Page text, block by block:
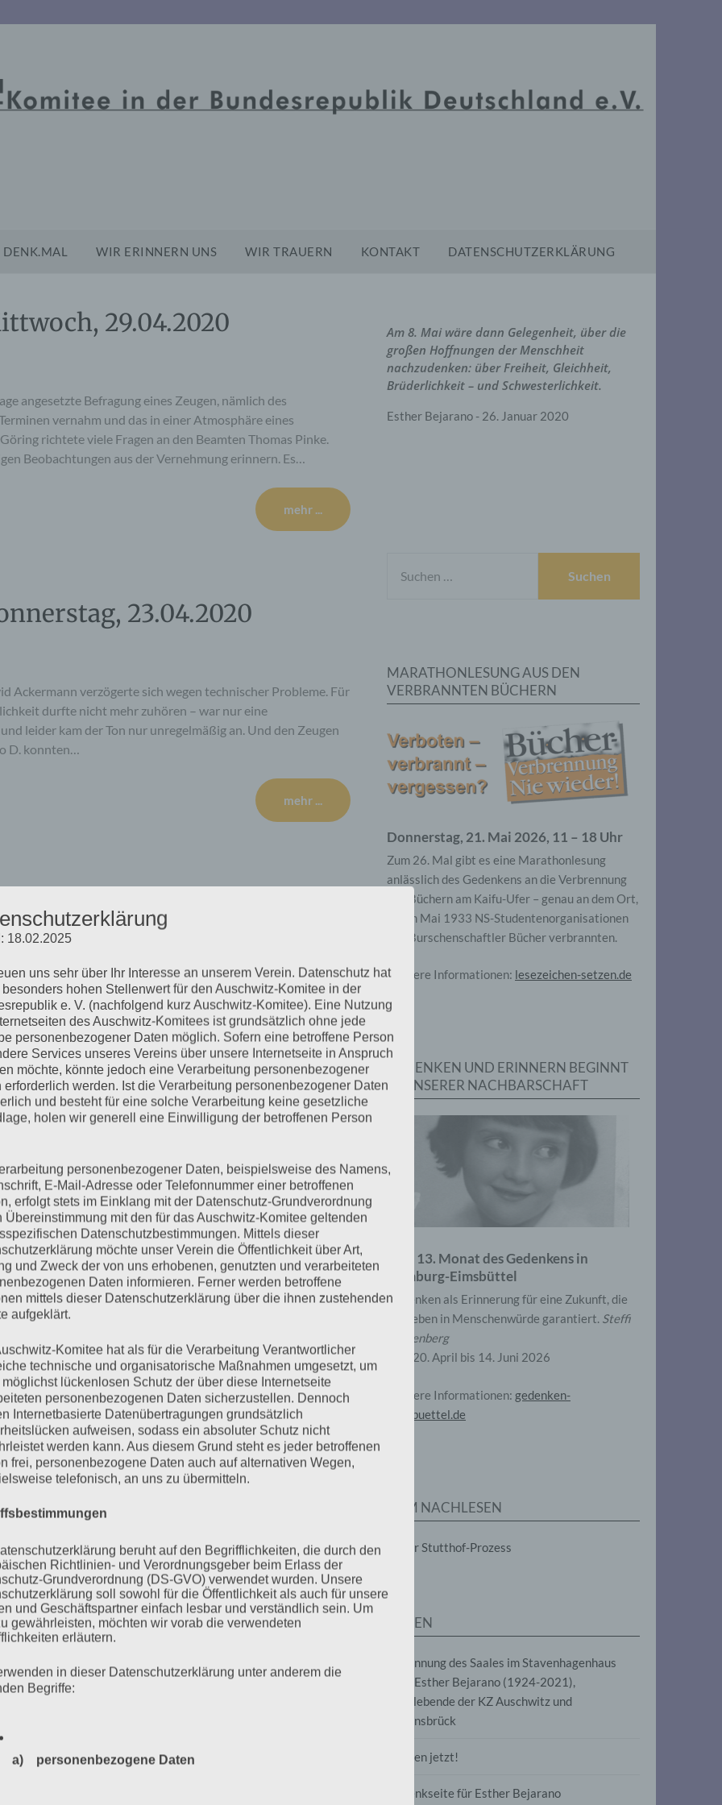
DENK.MAL WIR ERINNERN UNS WIR TRAUERN KONTAKT DATENSCHUTZERKLÄRUNG
29.04.2020
angesetzte Befragung eines Zeugen, nämlich des
vernahm und das in einer Atmosphäre eines
richtete viele Fragen an den Beamten Thomas Pinke.
Beobachtungen aus der Vernehmung erinnern. Es…
mehr ...
23.04.2020
Ackermann verzögerte sich wegen technischer Probleme. Für
durfte nicht mehr zuhören – war nur eine
leider kam der Ton nur unregelmäßig an. Und den Zeugen
D. konnten…
mehr ...
Nicht gleichgültig
an den Ersten Bürgermeister von Hamburg Offener Brief
und Hansestadt Hamburg Ich habe immer geglaubt,
Gleichgültigkeit (Elie Wiesel) Sehr geehrter Herr Dr.
ein Virus in…
mehr ...
24.02.2020
der Prozess um drei weitere Termine verlängert werde
von Marek Dunin-Wasowicz zu Wort und gab eine
vergangenen Sitzung ab. Er bezog sich dabei auf die Kritik
mehr ...
bekämpfen. JETZT!
den Faschismus! Am Mittwochabend, 19. Februar 2020,
Das ist der zweitgrößte rechte Terroranschlag in der
heute mit spontanen Solidaritätskundgebungen der Toten
ein Augenblick der Stille, des Trauerns…
Am 8. Mai wäre dann Gelegenheit, über die
großen Hoffnungen der Menschheit
nachzudenken: über Freiheit, Gleichheit,
Brüderlichkeit – und Schwesterlichkeit.
Esther Bejarano - 26. Januar 2020
NACH:
MARATHONLESUNG AUS DEN
VERBRANNTEN BÜCHERN
Donnerstag, 21. Mai 2026, 11 – 18 Uhr
Zum 26. Mal gibt es eine Marathonlesung
anlässlich des Gedenkens an die Verbrennung
von Büchern am Kaifu-Ufer – genau an dem Ort,
wo im Mai 1933 NS-Studentenorganisationen
und Burschenschaftler Bücher verbrannten.
Weitere Informationen: lesezeichen-setzen.de
GEDENKEN UND ERINNERN BEGINNT
IN UNSERER NACHBARSCHAFT
Zum 13. Monat des Gedenkens in
Hamburg-Eimsbüttel
Gedenken als Erinnerung für eine Zukunft, die
ein Leben in Menschenwürde garantiert. Steffi
Wittenberg
Vom 20. April bis 14. Juni 2026
Weitere Informationen: gedenken-
eimsbuettel.de
ZUM NACHLESEN
Der Stutthof-Prozess
SEITEN
Benennung des Saales im Stavenhagenhaus
nach Esther Bejarano (1924-2021),
Überlebende der KZ Auschwitz und
Ravensbrück
Frieden jetzt!
Gedenkseite für Esther Bejarano
18.02.2025
uns sehr über Ihr Interesse an unserem Verein. Datenschutz hat
hohen Stellenwert für den Auschwitz-Komitee in der
e. V. (nachfolgend kurz Auschwitz-Komitee). Eine Nutzung
des Auschwitz-Komitees ist grundsätzlich ohne jede
personenbezogener Daten möglich. Sofern eine betroffene Person
Services unseres Vereins über unsere Internetseite in Anspruch
möchte, könnte jedoch eine Verarbeitung personenbezogener
erforderlich werden. Ist die Verarbeitung personenbezogener Daten
und besteht für eine solche Verarbeitung keine gesetzliche
holen wir generell eine Einwilligung der betroffenen Person
personenbezogener Daten, beispielsweise des Namens,
E-Mail-Adresse oder Telefonnummer einer betroffenen
erfolgt stets im Einklang mit der Datenschutz-Grundverordnung
Übereinstimmung mit den für das Auschwitz-Komitee geltenden
Datenschutzbestimmungen. Mittels dieser
möchte unser Verein die Öffentlichkeit über Art,
und Zweck der von uns erhobenen, genutzten und verarbeiteten
Daten informieren. Ferner werden betroffene
mittels dieser Datenschutzerklärung über die ihnen zustehenden
aufgeklärt.
Komitee hat als für die Verarbeitung Verantwortlicher
technische und organisatorische Maßnahmen umgesetzt, um
lückenlosen Schutz der über diese Internetseite
personenbezogenen Daten sicherzustellen. Dennoch
Internetbasierte Datenübertragungen grundsätzlich
aufweisen, sodass ein absoluter Schutz nicht
werden kann. Aus diesem Grund steht es jeder betroffenen
frei, personenbezogene Daten auch auf alternativen Wegen,
telefonisch, an uns zu übermitteln.
beruht auf den Begrifflichkeiten, die durch den
Richtlinien- und Verordnungsgeber beim Erlass der
Grundverordnung (DS-GVO) verwendet wurden. Unsere
soll sowohl für die Öffentlichkeit als auch für unsere
und Geschäftspartner einfach lesbar und verständlich sein. Um
gewährleisten, möchten wir vorab die verwendeten
erläutern.
in dieser Datenschutzerklärung unter anderem die
Begriffe:
a) personenbezogene Daten